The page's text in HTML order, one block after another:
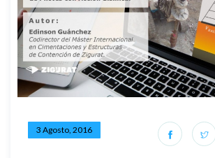
3 Agosto, 2016